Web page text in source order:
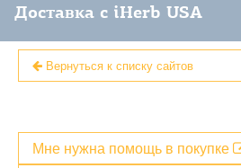
Доставка с iHerb USA
Вернуться к списку сайтов
Мне нужна помощь в покупке